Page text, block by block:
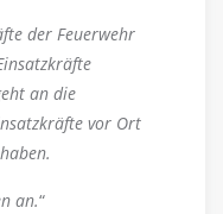
der Feuerwehr
an die
vor Ort
an.“